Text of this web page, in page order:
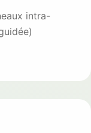
intra-